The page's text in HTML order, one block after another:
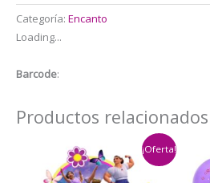
con
Banderin
Encanto
Categoría: Encanto
Loading...
Barcode:
Productos relacionados
¡Oferta!